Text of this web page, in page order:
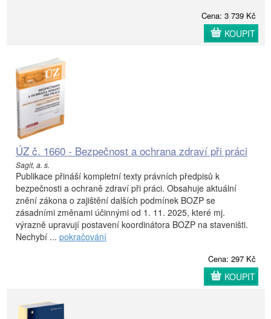
Cena: 3 739 Kč
KOUPIT
ÚZ č. 1660 - Bezpečnost a ochrana zdraví při práci
Sagit, a. s.
Publikace přináší kompletní texty právních předpisů k
bezpečnosti a ochraně zdraví při práci. Obsahuje aktuální
znění zákona o zajištění dalších podmínek BOZP se
zásadními změnami účinnými od 1. 11. 2025, které mj.
výrazně upravují postavení koordinátora BOZP na staveništi.
Nechybí ... pokračování
Cena: 297 Kč
KOUPIT